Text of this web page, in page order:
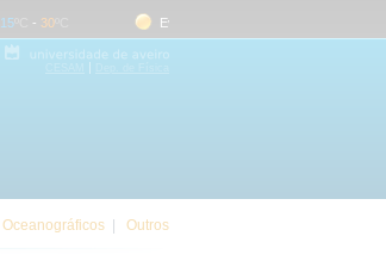
ºC 30 ºC Evora
|
Oceanográficos Outros